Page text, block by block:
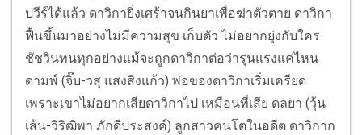
ปวีร์ได้แล้ว ดาวิกายิ่งเศร้าจนกินยาเพื่อฆ่าตัวตาย ดาวิกา
ฟื้นขึ้นมาอย่างไม่มีความสุข เก็บตัว ไม่อยากยุ่งกับใคร
ชัชวินทนทุกอย่างแม้จะถูกดาวิกาต่อว่ารุนแรงแค่ไหน
ดามพ์ (จิ๊บ-วสุ แสงสิงแก้ว) พ่อของดาวิกาเริ่มเครียด
เพราะเขาไม่อยากเสียดาวิกาไป เหมือนที่เสีย ดลยา (วุ้น
เส้น-วิริฒิพา ภักดีประสงค์) ลูกสาวคนโตในอดีต ดาวิกาก